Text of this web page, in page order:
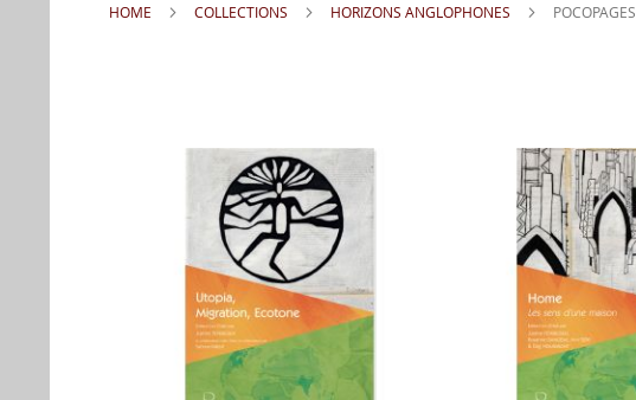
HOME COLLECTIONS HORIZONS ANGLOPHONES POCOPAGES